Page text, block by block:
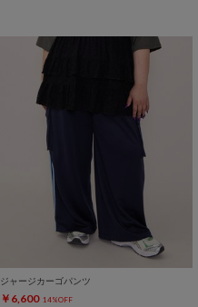
ジャージカーゴパンツ
￥6,600 14%OFF